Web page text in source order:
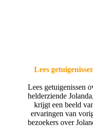
Lees
Lees getuigenissen
helderziende
krijgt een beeld
ervaringen van
bezoekers over